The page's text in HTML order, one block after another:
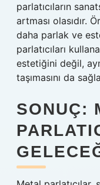
parlatıcıların
artması olasıdır.
daha parlak ve
parlatıcıları
estetiğini değil,
taşımasını da
SONUÇ: